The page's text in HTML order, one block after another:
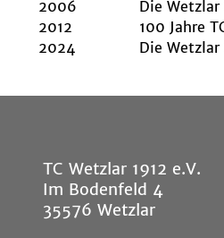
TC Wetzlar 1912 e.V.
Im Bodenfeld 4
35576 Wetzlar
2006
Die
2012
100 Jahre
2024
Die